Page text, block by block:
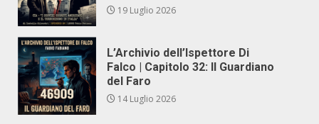
19 Luglio 2026
L’Archivio dell’Ispettore Di
Falco | Capitolo 32: Il Guardiano
del Faro
14 Luglio 2026